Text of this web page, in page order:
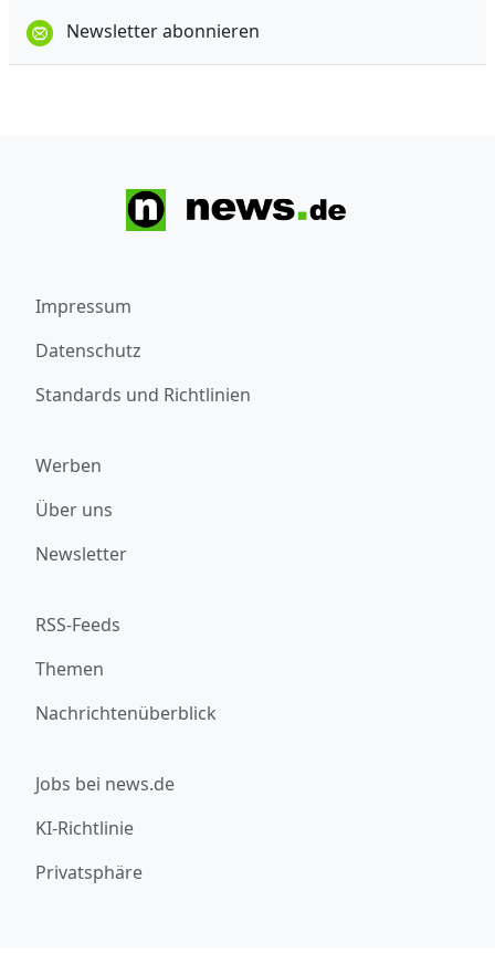
Newsletter abonnieren
Impressum
Datenschutz
Standards und Richtlinien
Werben
Über uns
Newsletter
RSS-Feeds
Themen
Nachrichtenüberblick
Jobs bei news.de
KI-Richtlinie
Privatsphäre